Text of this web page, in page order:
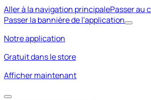
Aller à la navigation principalePasser au
Passer la bannière de l'application
Notre application
Gratuit dans le store
Afficher maintenant